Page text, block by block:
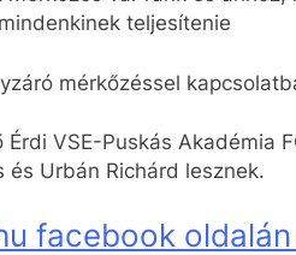
teljesítenie
mérkőzéssel
VSE-Puskás Akadémia
Urbán Richárd lesznek.
facebook